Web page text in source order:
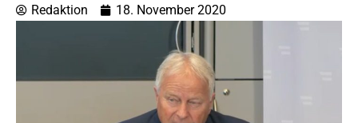
Redaktion 18. November 2020